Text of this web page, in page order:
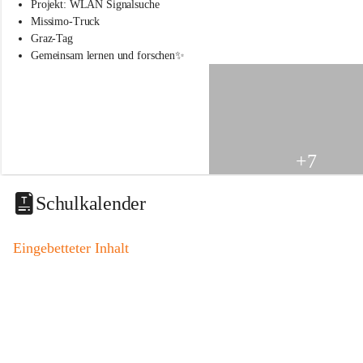
s
s
c
i
t
a
o
Projekt: WLAN Signalsuche
Missimo-Truck
Graz-Tag
Gemeinsam lernen und forschen✨
+7
Schulkalender
Eingebetteter Inhalt